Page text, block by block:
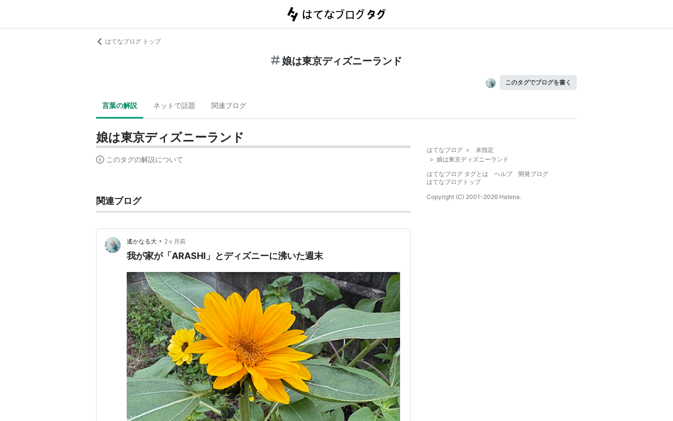
はてなブログ トップ
娘は東京ディズニーランド
このタグでブログを書く
言葉の解説 ネットで話題 関連ブログ
娘は東京ディズニーランド
このタグの解説について
関連ブログ
遙かなる大 • 2ヶ月前
我が家が「ARASHI」とディズニーに沸いた週末
はてなブログ >
未指定
> 娘は東京ディズニーランド
はてなブログ タグとは
ヘルプ
開発ブログ
はてなブログトップ
Copyright (C) 2001-2026 Hatena.